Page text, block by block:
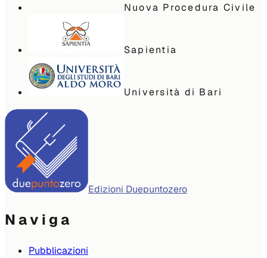
Nuova Procedura Civile
Sapientia
Università di Bari
Edizioni Duepuntozero
Naviga
Pubblicazioni